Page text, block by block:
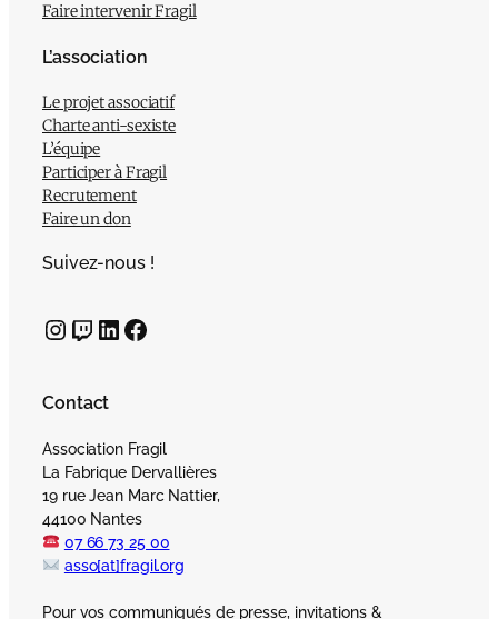
Faire intervenir Fragil
L’association
Le projet associatif
Charte anti-sexiste
L’équipe
Participer à Fragil
Recrutement
Faire un don
Suivez-nous !
InstagramTwitch LinkedIn Facebook
Contact
Association Fragil
La Fabrique Dervallières
19 rue Jean Marc Nattier,
44100 Nantes
07 66 73 25 00
asso[at]fragil.org
Pour vos communiqués de presse, invitations &